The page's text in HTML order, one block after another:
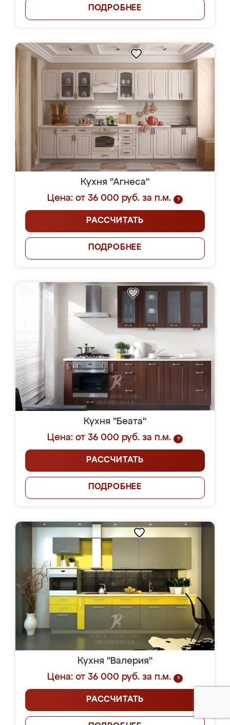
ПОДРОБНЕЕ
Кухня "Агнеса"
Цена: от 36 000 руб. за п.м.
?
РАССЧИТАТЬ
ПОДРОБНЕЕ
Кухня "Беата"
Цена: от 36 000 руб. за п.м.
?
РАССЧИТАТЬ
ПОДРОБНЕЕ
Кухня "Валерия"
Цена: от 36 000 руб. за п.м.
?
РАССЧИТАТЬ